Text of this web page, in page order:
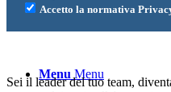
Cerca
Menu Menu
Accetto la normativa
Sei il leader del tuo team,